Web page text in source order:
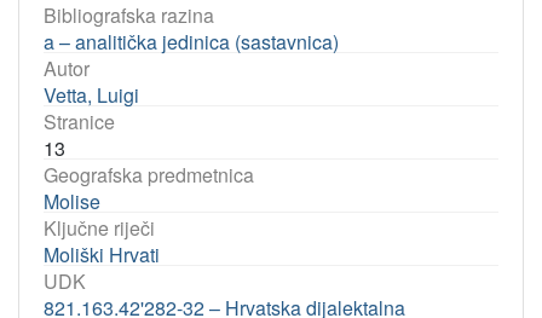
Bibliografska razina
a – analitička jedinica (sastavnica)
Autor
Vetta, Luigi
Stranice
13
Geografska predmetnica
Molise
Ključne riječi
Moliški Hrvati
UDK
821.163.42'282-32 – Hrvatska dijalektalna